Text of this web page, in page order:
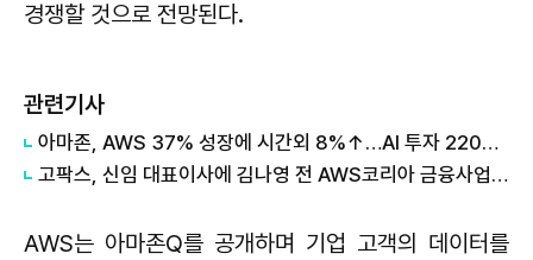
경쟁할 것으로 전망된다.
관련기사
아마존, AWS 37% 성장에 시간외 8%↑…AI 투자 2200억달러로 확대
고팍스, 신임 대표이사에 김나영 전 AWS코리아 금융사업총괄 선임
AWS는 아마존Q를 공개하며 기업 고객의 데이터를